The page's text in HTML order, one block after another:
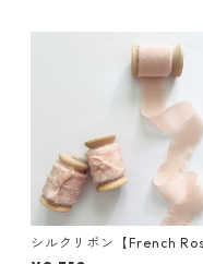
シルクリボン【French Ros
e】 ／ 3cm×5m 木製スプー